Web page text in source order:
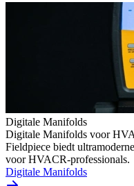
Digitale Manifolds
Digitale Manifolds voor
Fieldpiece biedt
voor HVACR-professionals.
Digitale Manifolds